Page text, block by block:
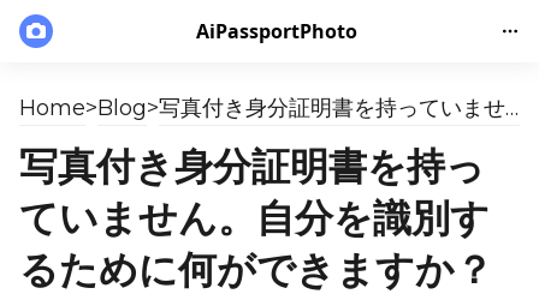
AiPassportPhoto
Home>Blog> 写真付き身分証明書を持っていません。自分を識別するために何ができますか？
写真付き身分証明書を持っ
ていません。自分を識別す
るために何ができますか？